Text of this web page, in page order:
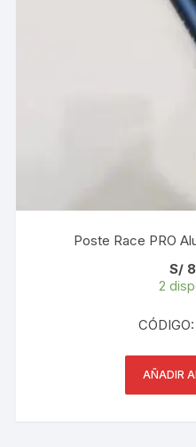
Poste Race PRO
S/
2
AÑADIR